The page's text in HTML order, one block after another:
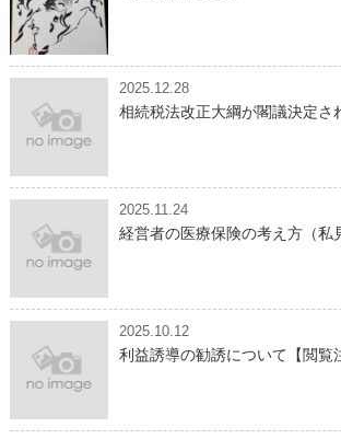
2025.12.28
相続税法改正大綱が閣議決定さ
2025.11.24
経営者の医療保険の考え方（私
2025.10.12
利益誘導の勧誘について【閲覧